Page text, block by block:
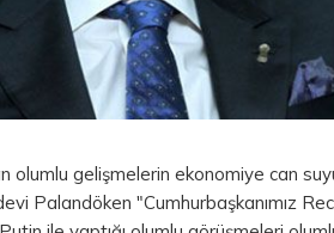
olumlu gelişmelerin ekonomiye can
Palandöken "Cumhurbaşkanımız